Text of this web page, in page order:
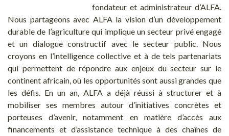
fondateur et administrateur d’ALFA.
Nous partageons avec ALFA la vision d’un développement
durable de l’agriculture qui implique un secteur privé engagé
et un dialogue constructif avec le secteur public. Nous
croyons en l’intelligence collective et à de tels partenariats
qui permettent de répondre aux enjeux du secteur sur le
continent africain, où les opportunités sont aussi grandes que
les défis. En un an, ALFA a déjà réussi à structurer et à
mobiliser ses membres autour d’initiatives concrètes et
porteuses d’avenir, notamment en matière d’accès aux
financements et d’assistance technique à des chaînes de